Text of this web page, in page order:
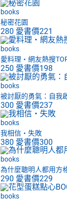
books
秘密花園
280 愛書價221
books
愛料理‧網友熱搜
250 愛書價198
books
被討厭的勇氣：自我
300 愛書價237
books
我相信‧失敗
380 愛書價300
books
為什麼聰明人都用方
290 愛書價229
books